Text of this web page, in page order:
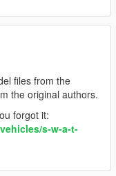
files from the
the original authors.
forgot it:
s-w-a-t-